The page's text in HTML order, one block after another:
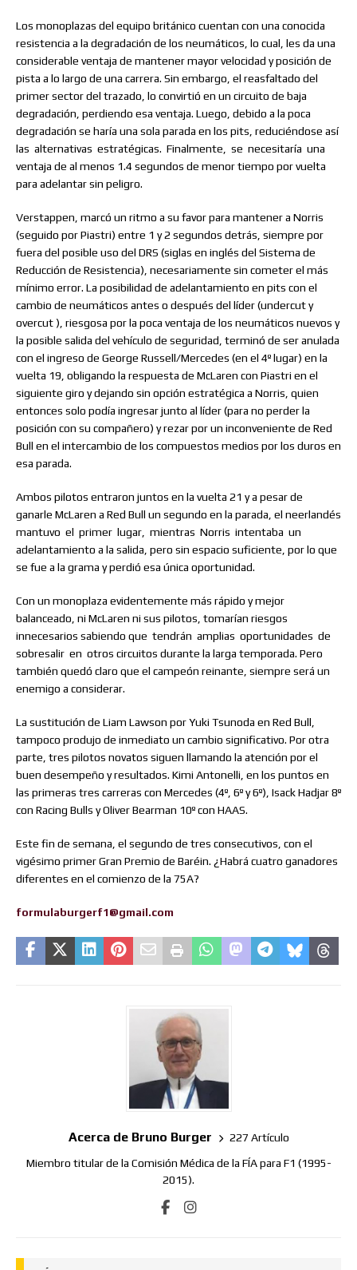
Los monoplazas del equipo británico cuentan con una conocida
resistencia a la degradación de los neumáticos, lo cual, les da una
considerable ventaja de mantener mayor velocidad y posición de
pista a lo largo de una carrera. Sin embargo, el reasfaltado del
primer sector del trazado, lo convirtió en un circuito de baja
degradación, perdiendo esa ventaja. Luego, debido a la poca
degradación se haría una sola parada en los pits, reduciéndose así
las alternativas estratégicas. Finalmente, se necesitaría una
ventaja de al menos 1.4 segundos de menor tiempo por vuelta
para adelantar sin peligro.
Verstappen, marcó un ritmo a su favor para mantener a Norris
(seguido por Piastri) entre 1 y 2 segundos detrás, siempre por
fuera del posible uso del DRS (siglas en inglés del Sistema de
Reducción de Resistencia), necesariamente sin cometer el más
mínimo error. La posibilidad de adelantamiento en pits con el
cambio de neumáticos antes o después del líder (undercut y
overcut ), riesgosa por la poca ventaja de los neumáticos nuevos y
la posible salida del vehículo de seguridad, terminó de ser anulada
con el ingreso de George Russell/Mercedes (en el 4º lugar) en la
vuelta 19, obligando la respuesta de McLaren con Piastri en el
siguiente giro y dejando sin opción estratégica a Norris, quien
entonces solo podía ingresar junto al líder (para no perder la
posición con su compañero) y rezar por un inconveniente de Red
Bull en el intercambio de los compuestos medios por los duros en
esa parada.
Ambos pilotos entraron juntos en la vuelta 21 y a pesar de
ganarle McLaren a Red Bull un segundo en la parada, el neerlandés
mantuvo el primer lugar, mientras Norris intentaba un
adelantamiento a la salida, pero sin espacio suficiente, por lo que
se fue a la grama y perdió esa única oportunidad.
Con un monoplaza evidentemente más rápido y mejor
balanceado, ni McLaren ni sus pilotos, tomarían riesgos
innecesarios sabiendo que tendrán amplias oportunidades de
sobresalir en otros circuitos durante la larga temporada. Pero
también quedó claro que el campeón reinante, siempre será un
enemigo a considerar.
La sustitución de Liam Lawson por Yuki Tsunoda en Red Bull,
tampoco produjo de inmediato un cambio significativo. Por otra
parte, tres pilotos novatos siguen llamando la atención por el
buen desempeño y resultados. Kimi Antonelli, en los puntos en
las primeras tres carreras con Mercedes (4º, 6º y 6º), Isack Hadjar 8º
con Racing Bulls y Oliver Bearman 10º con HAAS.
Este fin de semana, el segundo de tres consecutivos, con el
vigésimo primer Gran Premio de Baréin. ¿Habrá cuatro ganadores
diferentes en el comienzo de la 75A?
formulaburgerf1@gmail.com
Acerca de Bruno Burger 227 Artículo
Miembro titular de la Comisión Médica de la FÍA para F1 (1995-
2015).